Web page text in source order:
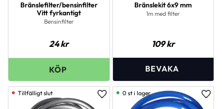
Bränslefilter/bensinfilter
Vitt fyrkantigt
Bensinfilter
24kr
Bränslekit 6x9 mm
1m med filter
109kr
Lägg till i favoriter
0 st i lager